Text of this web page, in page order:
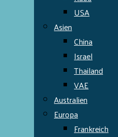
USA
Asien
China
Israel
Thailand
VAE
Australien
Europa
Frankreich